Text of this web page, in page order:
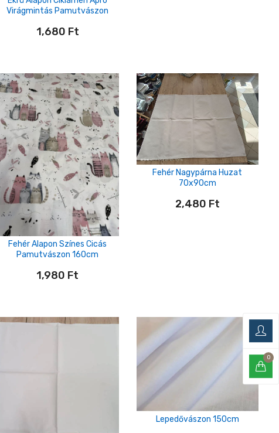
Virágmintás Pamutvászon
1,680 Ft
Fehér Alapon Színes Cicás
Pamutvászon 160cm
1,980 Ft
Fehér Nagypárna Huzat
70x90cm
2,480 Ft
Lepedővászon 150cm
0